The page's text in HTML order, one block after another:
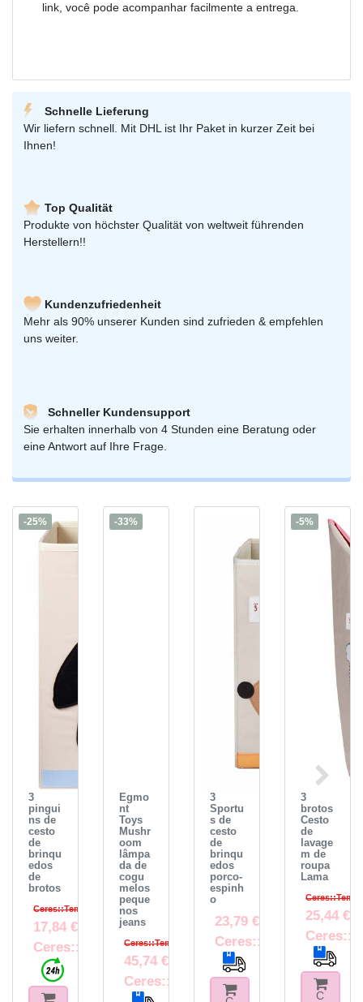
link, você pode acompanhar facilmente a entrega.
Schnelle Lieferung
Wir liefern schnell. Mit DHL ist Ihr Paket in kurzer Zeit bei
Ihnen!
Top Qualität
Produkte von höchster Qualität von weltweit führenden
Herstellern!!
Kundenzufriedenheit
Mehr als 90% unserer Kunden sind zufrieden & empfehlen
uns weiter.
Schneller Kundensupport
Sie erhalten innerhalb von 4 Stunden eine Beratung oder
eine Antwort auf Ihre Frage.
-25%
3
pingui
ns de
cesto
de
brinqu
edos
de
brotos
Ceres::Template.crossPriceRRP
17,84 €
Ceres::Template.itemFootnote
-33%
Egmo
nt
Toys
Mushr
oom
lâmpa
da de
cogu
melos
peque
nos
jeans
Ceres::Template.crossPriceRRP
45,74 €
Ceres::Template.itemFootnote
3
Sportu
s de
cesto
de
brinqu
edos
porco-
espinh
o
23,79 €
-5%
3
brotos
Cesto
de
lavage
m de
roupa
Lama
25,44 €
C